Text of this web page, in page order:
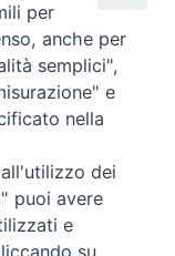
per
anche per
semplici",
e
nella
dei
puoi avere
e